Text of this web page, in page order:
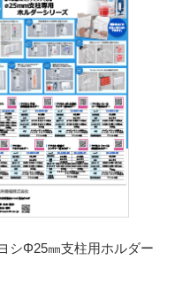
シΦ25㎜支柱用ホルダー